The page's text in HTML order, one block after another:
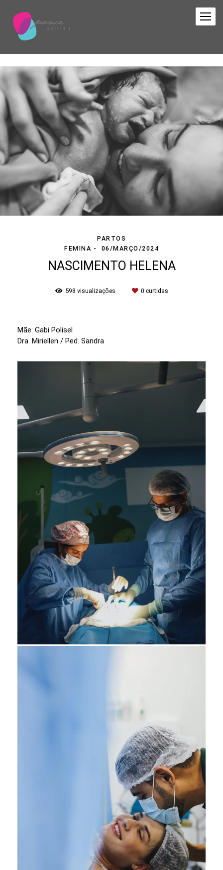
PARTOS
FEMINA
06/MARÇO/2024
NASCIMENTO HELENA
598 visualizações 0 curtidas
Mãe: Gabi Polisel
Dra. Miriellen / Ped. Sandra